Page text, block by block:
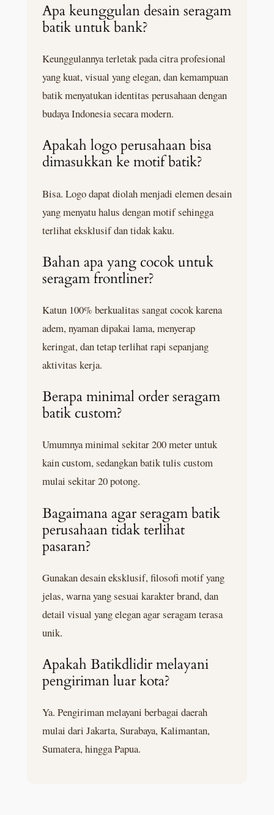
Apa keunggulan desain seragam
batik untuk bank?
Keunggulannya terletak pada citra profesional
yang kuat, visual yang elegan, dan kemampuan
batik menyatukan identitas perusahaan dengan
budaya Indonesia secara modern.
Apakah logo perusahaan bisa
dimasukkan ke motif batik?
Bisa. Logo dapat diolah menjadi elemen desain
yang menyatu halus dengan motif sehingga
terlihat eksklusif dan tidak kaku.
Bahan apa yang cocok untuk
seragam frontliner?
Katun 100% berkualitas sangat cocok karena
adem, nyaman dipakai lama, menyerap
keringat, dan tetap terlihat rapi sepanjang
aktivitas kerja.
Berapa minimal order seragam
batik custom?
Umumnya minimal sekitar 200 meter untuk
kain custom, sedangkan batik tulis custom
mulai sekitar 20 potong.
Bagaimana agar seragam batik
perusahaan tidak terlihat
pasaran?
Gunakan desain eksklusif, filosofi motif yang
jelas, warna yang sesuai karakter brand, dan
detail visual yang elegan agar seragam terasa
unik.
Apakah Batikdlidir melayani
pengiriman luar kota?
Ya. Pengiriman melayani berbagai daerah
mulai dari Jakarta, Surabaya, Kalimantan,
Sumatera, hingga Papua.